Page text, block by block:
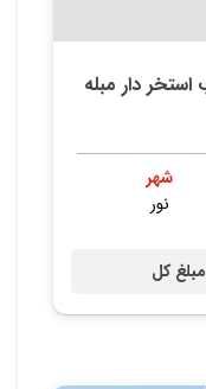
شهر
نور
مبلغ کل